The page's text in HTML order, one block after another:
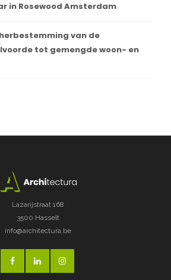
in Rosewood Amsterdam
van de
tot gemengde woon- en
Lazarijstraat 168
3500 Hasselt
info@architectura.be